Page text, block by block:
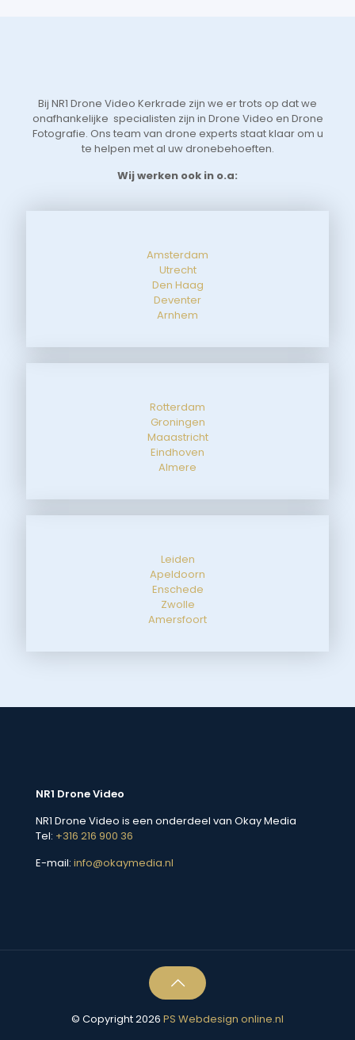
Bij NR1 Drone Video Kerkrade zijn we er trots op dat we
onafhankelijke specialisten zijn in Drone Video en Drone
Fotografie. Ons team van drone experts staat klaar om u
te helpen met al uw dronebehoeften.
Wij werken ook in o.a:
Amsterdam
Utrecht
Den Haag
Deventer
Arnhem
Rotterdam
Groningen
Maaastricht
Eindhoven
Almere
Leiden
Apeldoorn
Enschede
Zwolle
Amersfoort
NR1 Drone Video
NR1 Drone Video is een onderdeel van Okay Media
Tel: +316 216 900 36
E-mail: info@okaymedia.nl
© Copyright 2026 PS Webdesign online.nl